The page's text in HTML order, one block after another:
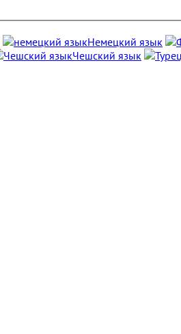
Немецкий язык
Чешский язык